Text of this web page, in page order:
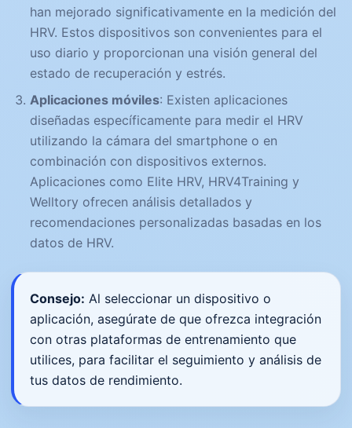
han mejorado significativamente en la medición del
HRV. Estos dispositivos son convenientes para el
uso diario y proporcionan una visión general del
estado de recuperación y estrés.
Aplicaciones móviles: Existen aplicaciones
diseñadas específicamente para medir el HRV
utilizando la cámara del smartphone o en
combinación con dispositivos externos.
Aplicaciones como Elite HRV, HRV4Training y
Welltory ofrecen análisis detallados y
recomendaciones personalizadas basadas en los
datos de HRV.
Consejo: Al seleccionar un dispositivo o
aplicación, asegúrate de que ofrezca integración
con otras plataformas de entrenamiento que
utilices, para facilitar el seguimiento y análisis de
tus datos de rendimiento.